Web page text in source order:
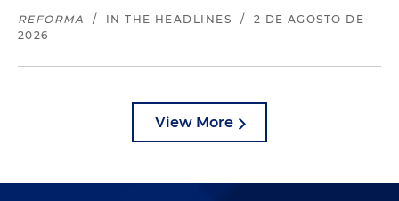
REFORMA / IN THE HEADLINES /
2 DE AGOSTO DE
2026
View More